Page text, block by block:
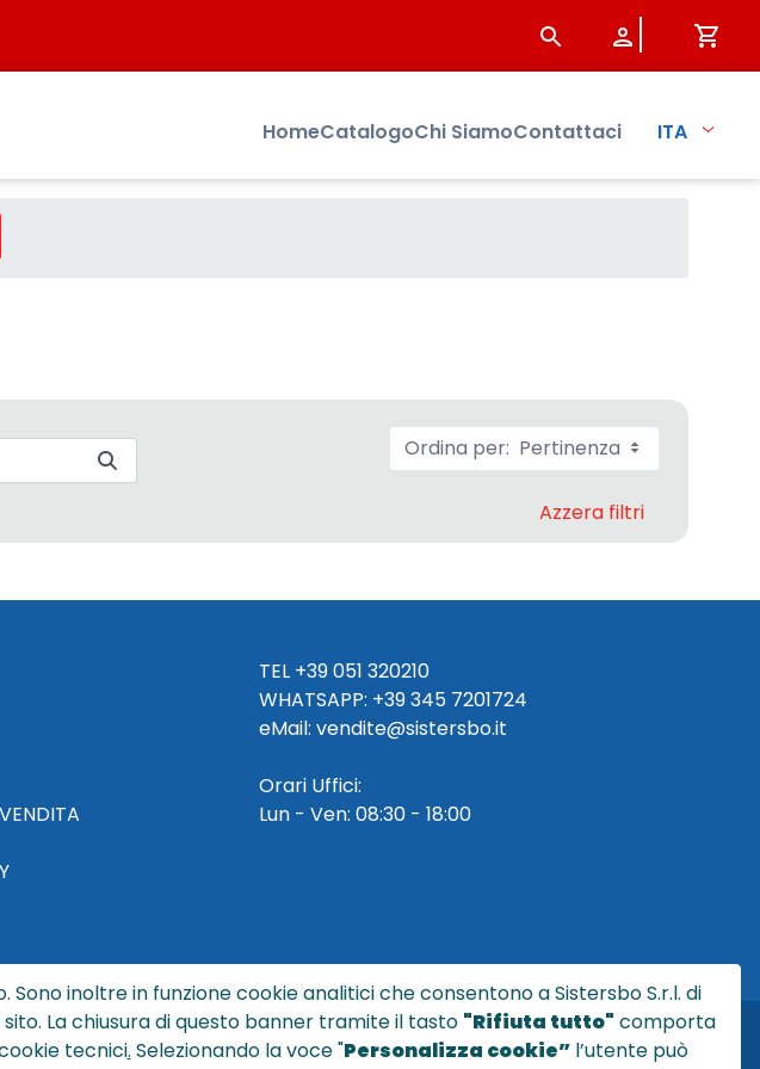
HomeCatalogoChi SiamoContattaci ITA
Ordina per: Pertinenza
Azzera filtri
TEL +39 051 320210
WHATSAPP: +39345 7201724
eMail: vendite@sistersbo.it
Orari Uffici:
Lun - Ven: 08:30 - 18:00
- All rights reserved
PEC sisterssrl@legalmail.it
inoltre in funzione cookie analitici che consentono a Sistersbo S.r.l. di
La chiusura di questo banner tramite il tasto "Rifiuta tutto" comporta
tecnici. Selezionando la voce "Personalizza cookie”l’utente può